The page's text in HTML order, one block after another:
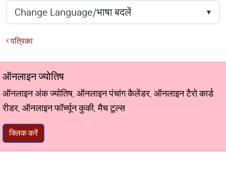
पत्रिका
ऑनलाइन ज्योतिष
ऑनलाइन अंक ज्योतिष, ऑनलाइन पंचांग कैलेंडर, ऑनलाइन टैरो कार्ड
रीडर, ऑनलाइन फॉर्च्यून कुकी, मैच टूल्स
क्लिक करें